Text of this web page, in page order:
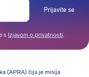
Prijavite se
s Izjavom o privatnosti.
(APRA) čija je misija